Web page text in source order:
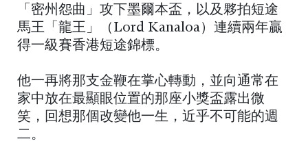
「密州怨曲」攻下墨爾本盃，以及夥拍短途
馬王「龍王」（Lord Kanaloa）連續兩年贏
得一級賽香港短途錦標。
他一再將那支金鞭在掌心轉動，並向通常在
家中放在最顯眼位置的那座小獎盃露出微
笑，回想那個改變他一生，近乎不可能的週
二。